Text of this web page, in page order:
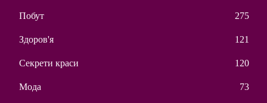
Побут 275
Здоров'я 121
Секрети краси 120
Мода 73